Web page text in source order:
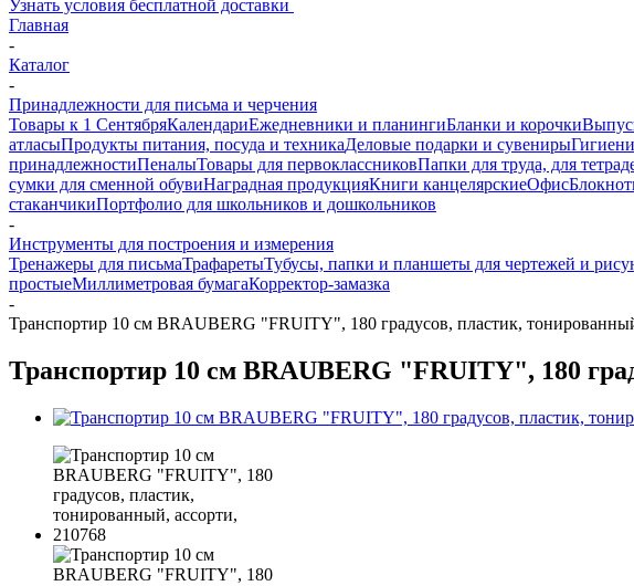
Узнать условия бесплатной доставки
Главная
-
Каталог
-
Принадлежности для письма и черчения
Товары к 1 СентябряКалендариЕжедневники и планингиБланки и корочки
атласыПродукты питания, посуда и техникаДеловые подарки и сувениры
принадлежностиПеналыТовары для первоклассниковПапки для труда, для
сумки для сменной обувиНаградная продукцияКниги канцелярскиеОфис
стаканчикиПортфолио для школьников и дошкольников
-
Инструменты для построения и измерения
Тренажеры для письмаТрафаретыТубусы, папки и планшеты для чертежей и
простыеМиллиметровая бумагаКорректор-замазка
-
Транспортир 10 см BRAUBERG "FRUITY", 180 градусов, пластик,
Транспортир 10 см BRAUBERG "FRUITY", 180